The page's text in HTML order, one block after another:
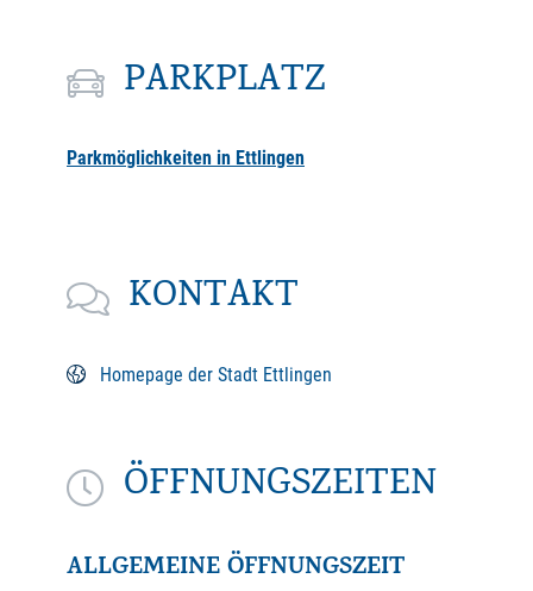
PARKPLATZ
Parkmöglichkeiten in Ettlingen
KONTAKT
Homepage der Stadt Ettlingen
ÖFFNUNGSZEITEN
ALLGEMEINE ÖFFNUNGSZEIT